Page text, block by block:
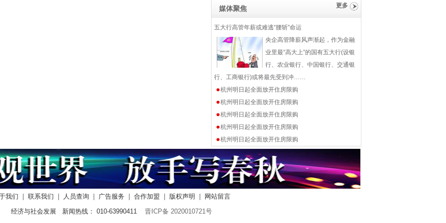
媒体聚焦 更多
五大行高管年薪或难逃“腰斩”命运
央企高管降薪风声渐起，作为金融
业里最“高大上”的国有五大行(设银
行、农业银行、中国银行、交通银
行、工商银行)或将最先受到冲……
杭州明日起全面放开住房限购
杭州明日起全面放开住房限购
杭州明日起全面放开住房限购
杭州明日起全面放开住房限购
杭州明日起全面放开住房限购
我们 联系我们 人员查询 广告服务 合作加盟 版权声明
网站留言
经济与社会发展 新闻热线： 010-63990411 晋ICP备 2020010721号